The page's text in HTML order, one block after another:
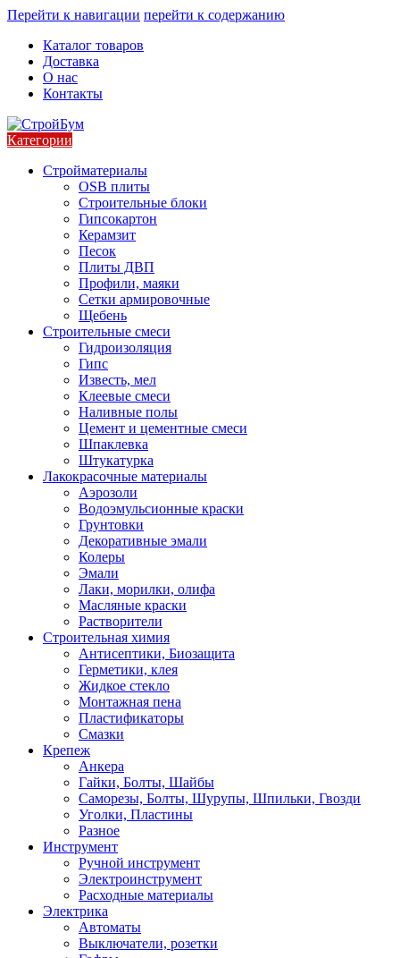
Перейти к навигации перейти к содержанию
Каталог товаров
Доставка
О нас
Контакты
Категории
Стройматериалы
OSB плиты
Строительные блоки
Гипсокартон
Керамзит
Песок
Плиты ДВП
Профили, маяки
Сетки армировочные
Щебень
Строительные смеси
Гидроизоляция
Гипс
Известь, мел
Клеевые смеси
Наливные полы
Цемент и цементные смеси
Шпаклевка
Штукатурка
Лакокрасочные материалы
Аэрозоли
Водоэмульсионные краски
Грунтовки
Декоративные эмали
Колеры
Эмали
Лаки, морилки, олифа
Масляные краски
Растворители
Строительная химия
Антисептики, Биозащита
Герметики, клея
Жидкое стекло
Монтажная пена
Пластификаторы
Смазки
Крепеж
Анкера
Гайки, Болты, Шайбы
Саморезы, Болты, Шурупы, Шпильки, Гвозди
Уголки, Пластины
Разное
Инструмент
Ручной инструмент
Электроинструмент
Расходные материалы
Электрика
Автоматы
Выключатели, розетки